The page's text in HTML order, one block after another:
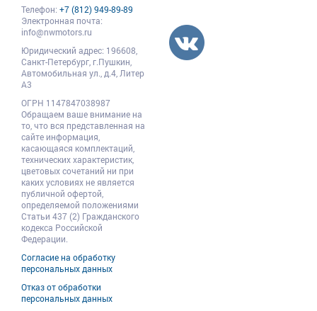
Телефон: +7 (812) 949-89-89
Электронная почта:
info@nwmotors.ru
Юридический адрес: 196608
Санкт-Петербург, г.Пушкин
Автомобильная ул., д.4, Литер
А3
ОГРН 1147847038987
Обращаем ваше внимание на
то, что вся представленная на
сайте информация,
касающаяся комплектаций,
технических характеристик,
цветовых сочетаний ни при
каких условиях не является
публичной офертой,
определяемой положениями
Статьи 437 (2) Гражданского
кодекса Российской
Федерации.
Согласие на обработку
персональных данных
Отказ от обработки
персональных данных